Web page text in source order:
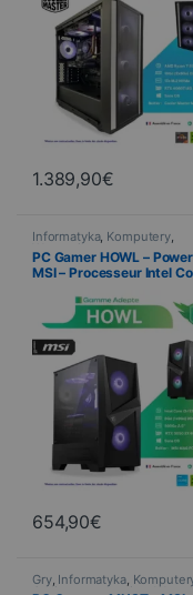
1.389,90€
Informatyka, Komputery,
Wstępnie zmontowany
PC Gamer HOWL –
MSI – Processeur Intel
RAM – 500 Go SSD
654,90€
Gry, Informatyka,
Ordinateurs gaming,